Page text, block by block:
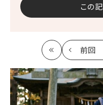
この
最
初
前回
記
事
へ